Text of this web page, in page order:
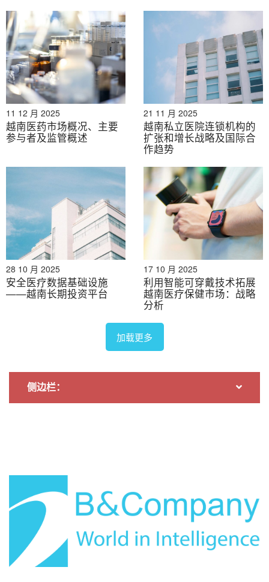
尽管预计到2024年，FPT Long Châu的市场份额仅为6%
左右，但其增长速度惊人。该公司已将其疫苗接种网络扩
展至125个中心，并计划在不久的将来达到150个。凭借
其在Long Châu的广泛药房连锁，该品牌创造了强大的客
户协同效应，并通过提供比主要竞争对手低2-7%的疫苗
价格，从而占据了竞争优势。
和平315– 利基专家
市及周边省份。虽然其市场份额仍然很小且尚未公布，但
该连锁机构通过将儿科诊所与疫苗接种服务整合在一起，
从而脱颖而出。这种“一站式”模式吸引了那些希望在一个
地方获得便捷、以儿童为中心的医疗保健解决方案的家
长。
从报道到商业机会
儿童以外的未满足疫苗接种需求
虽然越南扩大免疫规划 (EPI) 已在儿童中实现了超过 95%
的覆盖率，但其他年龄段人群（包括青少年、成年人和老
年人）仍然得不到充分服务。HPV、肺炎球菌、带状疱疹
如，越南女孩的 HPV 疫苗接种率仍然低于 12%，而马来
西亚由于完善的学校免疫计划，疫苗接种率已超过 80%
[2]。这些差距凸显出一个巨大的尚未开发的市场，尤其
城市中产阶级推动优质疫苗接种服务需求
胡志明市和河内等城市的收入增长和城市化进程正在加速
从基础免疫接种向高端免疫接种体验的转变。如今，城市
消费者期望获得便捷的接种服务、数字化整合以及更广泛
的疫苗选择。在线预约、电子疫苗接种记录和疫苗套餐等
功能正变得至关重要。越南国家疫苗接种中心 (VNVC) 成
11 12 月 2025
越南医药市场概况、主要
参与者及监管概述
21 11 月 2025
越南私立医院连锁机构的
扩张和增长战略及国际合
作趋势
28 10 月 2025
安全医疗数据基础设施
——越南长期投资平台
17 10 月 2025
利用智能可穿戴技术拓展
越南医疗保健市场：战略
分析
加载更多
侧边栏：